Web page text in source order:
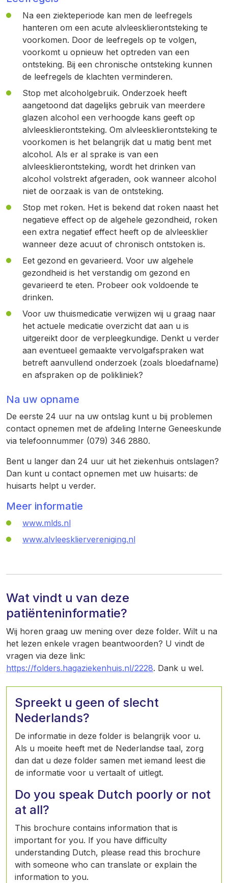
Na een ziekteperiode kan men de leefregels
hanteren om een acute alvleesklierontsteking te
voorkomen. Door de leefregels op te volgen,
voorkomt u opnieuw het optreden van een
ontsteking. Bij een chronische ontsteking kunnen
de leefregels de klachten verminderen.
Stop met alcoholgebruik. Onderzoek heeft
aangetoond dat dagelijks gebruik van meerdere
glazen alcohol een verhoogde kans geeft op
alvleesklierontsteking. Om alvleesklierontsteking te
voorkomen is het belangrijk dat u matig bent met
alcohol. Als er al sprake is van een
alvleesklierontsteking, wordt het drinken van
alcohol volstrekt afgeraden, ook wanneer alcohol
niet de oorzaak is van de ontsteking.
Stop met roken. Het is bekend dat roken naast het
negatieve effect op de algehele gezondheid, roken
een extra negatief effect heeft op de alvleesklier
wanneer deze acuut of chronisch ontstoken is.
Eet gezond en gevarieerd. Voor uw algehele
gezondheid is het verstandig om gezond en
gevarieerd te eten. Probeer ook voldoende te
drinken.
Voor uw thuismedicatie verwijzen wij u graag naar
het actuele medicatie overzicht dat aan u is
uitgereikt door de verpleegkundige. Denkt u verder
aan eventueel gemaakte vervolgafspraken wat
betreft aanvullend onderzoek (zoals bloedafname)
en afspraken op de polikliniek?
Na uw opname
De eerste 24 uur na uw ontslag kunt u bij problemen
contact opnemen met de afdeling Interne Geneeskunde
via telefoonnummer (079) 346 2880.
Bent u langer dan 24 uur uit het ziekenhuis ontslagen?
Dan kunt u contact opnemen met uw huisarts: de
huisarts helpt u verder.
Meer informatie
www.mlds.nl
www.alvleeskliervereniging.nl
Wat vindt u van deze
patiënteninformatie?
Wij horen graag uw mening over deze folder. Wilt u na
het lezen enkele vragen beantwoorden? U vindt de
vragen via deze link:
https://folders.hagaziekenhuis.nl/2228. Dank u wel.
Spreekt u geen of slecht
Nederlands?
De informatie in deze folder is belangrijk voor u.
Als u moeite heeft met de Nederlandse taal, zorg
dan dat u deze folder samen met iemand leest die
de informatie voor u vertaalt of uitlegt.
Do you speak Dutch poorly or not
at all?
This brochure contains information that is
important for you. If you have difficulty
understanding Dutch, please read this brochure
with someone who can translate or explain the
information to you.